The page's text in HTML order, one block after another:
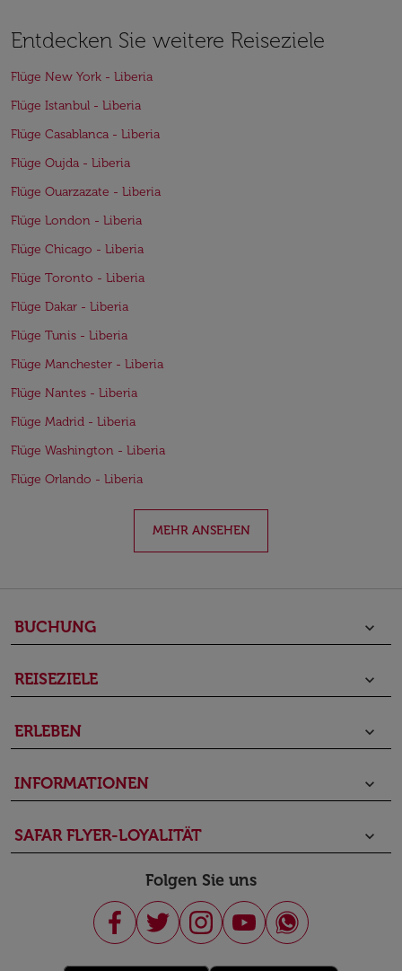
Entdecken Sie weitere Reiseziele
Flüge New York - Liberia
Flüge Istanbul - Liberia
Flüge Casablanca - Liberia
Flüge Oujda - Liberia
Flüge Ouarzazate - Liberia
Flüge London - Liberia
Flüge Chicago - Liberia
Flüge Toronto - Liberia
Flüge Dakar - Liberia
Flüge Tunis - Liberia
Flüge Manchester - Liberia
Flüge Nantes - Liberia
Flüge Madrid - Liberia
Flüge Washington - Liberia
Flüge Orlando - Liberia
MEHR ANSEHEN
BUCHUNG keyboard_arrow_down
REISEZIELE keyboard_arrow_down
ERLEBEN keyboard_arrow_down
INFORMATIONEN keyboard_arrow_down
SAFAR FLYER-LOYALITÄT keyboard_arrow_down
Folgen Sie uns